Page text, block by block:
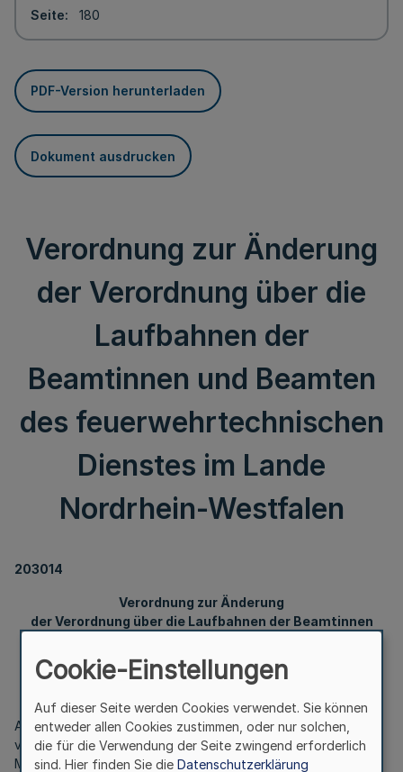
Seite
180
PDF-Version herunterladen
Dokument ausdrucken
Verordnung zur Änderung
der Verordnung über die
Laufbahnen der
Beamtinnen und Beamten
des feuerwehrtechnischen
Dienstes im Lande
Nordrhein-Westfalen
203014
Verordnung zur Änderung
der Verordnung über die Laufbahnen der Beamtinnen
im Lande Nordrhein-Westfalen
Auf Grund des § 117 Absatz 4 des Landesbeamtengesetzes
vom 21. April 2009 (GV. NRW. S. 224) verordnet das
Ministerium für Inneres und Kommunales im Einvernehmen mit
Cookie-Einstellungen
Auf dieser Seite werden Cookies verwendet. Sie können
entweder allen Cookies zustimmen, oder nur solchen,
die für die Verwendung der Seite zwingend erforderlich
sind. Hier finden Sie die Datenschutzerklärung